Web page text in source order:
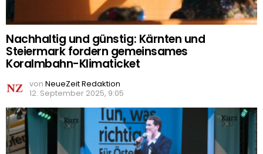
Nachhaltig und günstig: Kärnten und
Steiermark fordern gemeinsames
Koralmbahn-Klimaticket
von NeueZeit Redaktion
12. September 2025, 9:05